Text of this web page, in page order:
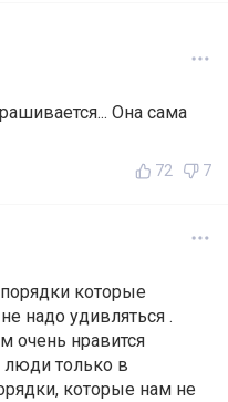
Она сама
72 7
которые
надо удивляться .
очень нравится
только в
которые нам не